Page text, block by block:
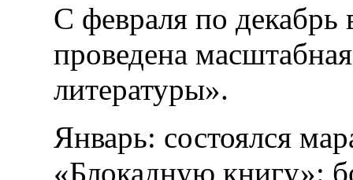
С февраля по декабрь
проведена
литературы».
Январь: состоялся
«Блокадную книгу»: